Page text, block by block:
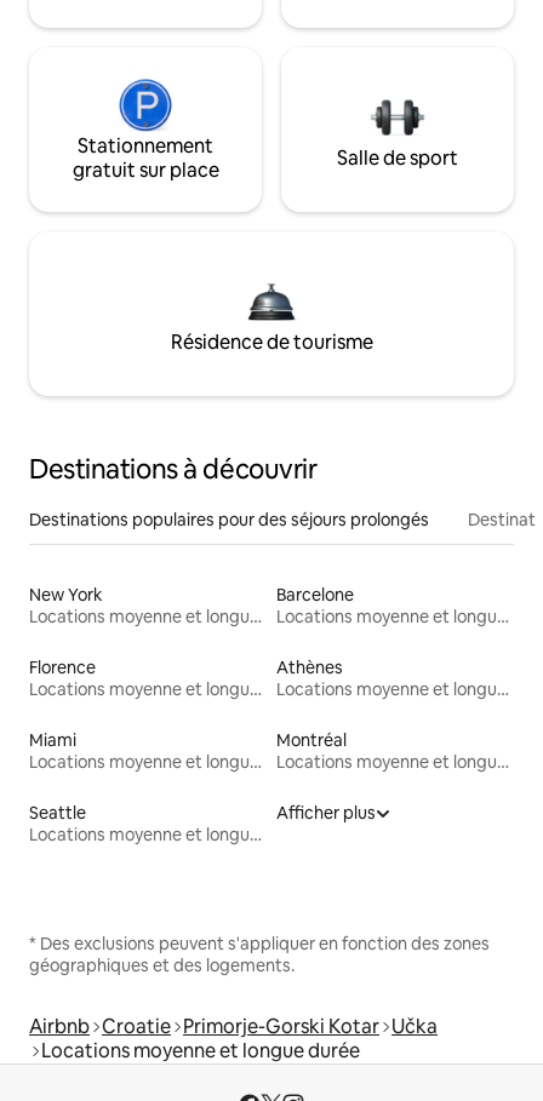
Stationnement
gratuit sur place
Salle de sport
Résidence de tourisme
Destinations à découvrir
Destinations populaires pour des séjours prolongés
New York
Locations moyenne et longue durée
Barcelone
Locations moyenne et longue durée
Florence
Locations moyenne et longue durée
Athènes
Locations moyenne et longue durée
Miami
Locations moyenne et longue durée
Montréal
Locations moyenne et longue durée
Seattle
Locations moyenne et longue durée
Afficher plus
* Des exclusions peuvent s'appliquer en fonction des zones
géographiques et des logements.
Airbnb Croatie Primorje-Gorski Kotar Učka
Locations moyenne et longue durée